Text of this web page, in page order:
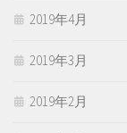
2019年4月
2019年3月
2019年2月